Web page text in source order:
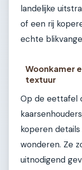
landelijke
of een rij
echte
Woonkamer
textuur
Op de eettafel
koperen
wonderen. Ze
uitnodigend